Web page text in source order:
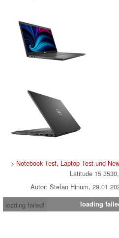
> Notebook Test, Laptop Test und
Latitude 15
Autor: Stefan Hinum,
loading failed!
loading